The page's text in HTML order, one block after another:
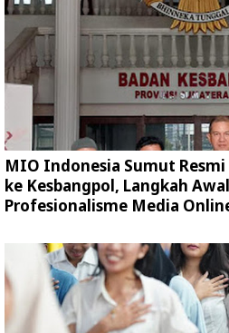
MIO Indonesia Sumut
ke Kesbangpol, Langkah
Profesionalisme Media